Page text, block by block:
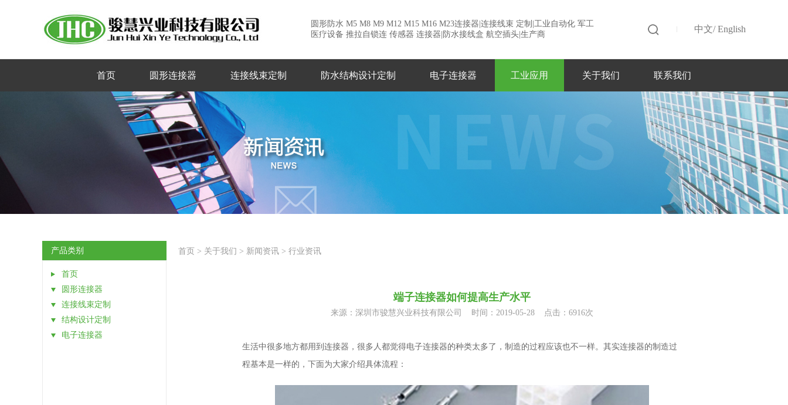
圆形防水 M5 M8 M9 M12 M15 M16 M23连接器|连接线束 定制|工业自动化 军工
医疗设备 推拉自锁连 传感器 连接器|防水接线盒 航空插头|生产商
中文/English
首页 圆形连接器 连接线束定制 防水结构设计定制 电子连接器 工业应用 关于我们 联系我们
产品类别
首页
圆形连接器
连接线束定制
结构设计定制
电子连接器
首页 > 关于我们 > 新闻资讯 > 行业资讯
端子连接器如何提高生产水平
来源：深圳市骏慧兴业科技有限公司 时间：2019-05-28 点击：6916次
生活中很多地方都用到连接器，很多人都觉得电子连接器的种类太多了，制造的过程应该也不一样。其实连接器的制造过
程基本是一样的，下面为大家介绍具体流程：